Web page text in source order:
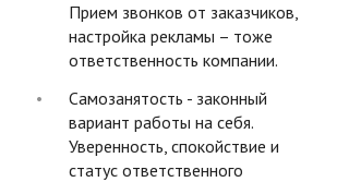
Прием звонков от заказчиков,
настройка рекламы – тоже
ответственность компании.
Самозанятость - законный
вариант работы на себя.
Уверенность, спокойствие и
статус ответственного